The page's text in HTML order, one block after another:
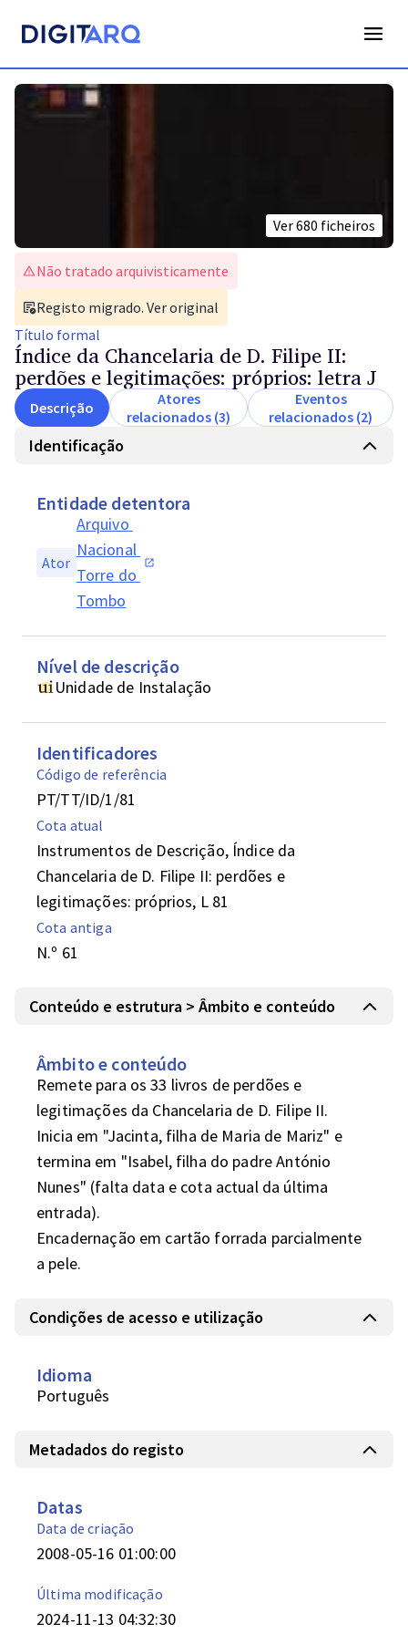
Não tratado arquivisticamente
Registo migrado. Ver original
Título formal
Índice da Chancelaria de D. Filipe II:
perdões e legitimações: próprios: letra J
Ver680 ficheiros
Descrição
Atores
relacionados (3)
Eventos
relacionados (2)
Identificação
Entidade detentora
Ator
Arquivo
Nacional
Torre do
Tombo
Nível de descrição
Unidade de Instalação
Identificadores
Código de referência
PT/TT/ID/1/81
Cota atual
Instrumentos de Descrição, Índice da
Chancelaria de D. Filipe II: perdões e
legitimações: próprios, L 81
Cota antiga
N.º 61
Conteúdo e estrutura > Âmbito e conteúdo
Âmbito e conteúdo
Remete para os 33 livros de perdões e
legitimações da Chancelaria de D. Filipe II.
Inicia em "Jacinta, filha de Maria de Mariz" e
termina em "Isabel, filha do padre António
Nunes" (falta data e cota actual da última
entrada).
Encadernação em cartão forrada parcialmente
a pele.
Condições de acesso e utilização
Idioma
Português
Metadados do registo
Datas
Data de criação
2008-05-16 01:00:00
Última modificação
2024-11-13 04:32:30